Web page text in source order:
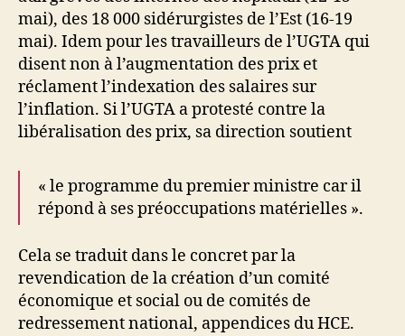
mai), des 18 000 sidérurgistes de l’Est (16-19
mai). Idem pour les travailleurs de l’UGTA qui
disent non à l’augmentation des prix et
réclament l’indexation des salaires sur
l’inflation. Si l’UGTA a protesté contre la
libéralisation des prix, sa direction soutient
« le programme du premier ministre car il
répond à ses préoccupations matérielles ».
Cela se traduit dans le concret par la
revendication de la création d’un comité
économique et social ou de comités de
redressement national, appendices du HCE.